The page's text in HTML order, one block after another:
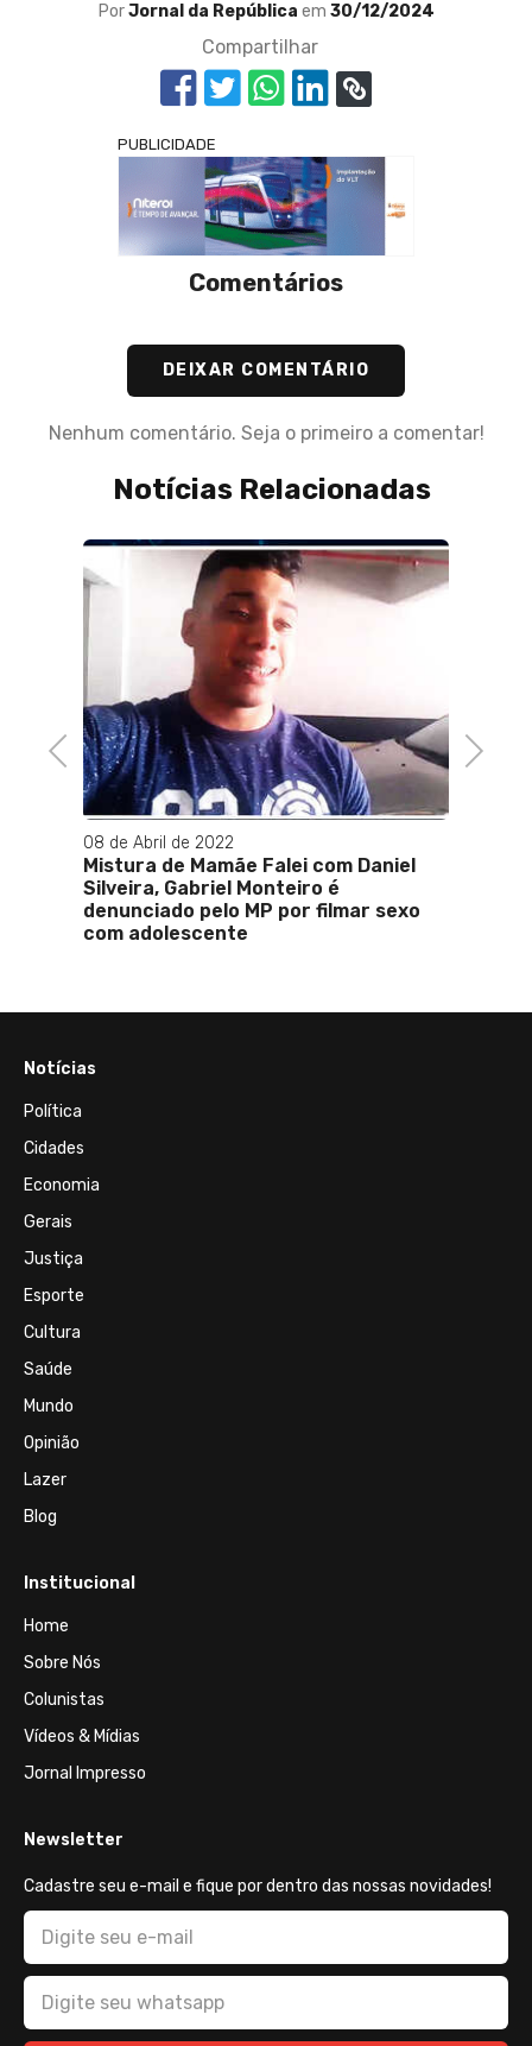
PorJornal da República em 30/12/2024
Compartilhar
PUBLICIDADE
Comentários
DEIXAR COMENTÁRIO
Nenhum comentário. Seja o primeiro a comentar!
Notícias Relacionadas
Previous
08 de Abril de 2022
Mistura de Mamãe Falei com Daniel
Silveira, Gabriel Monteiro é
denunciado pelo MP por filmar sexo
com adolescente
Next
Notícias
Política
Cidades
Economia
Gerais
Justiça
Esporte
Cultura
Saúde
Mundo
Opinião
Lazer
Blog
Institucional
Home
Sobre Nós
Colunistas
Vídeos & Mídias
Jornal Impresso
Newsletter
Cadastre seu e-mail e fique por dentro das nossas novidades!